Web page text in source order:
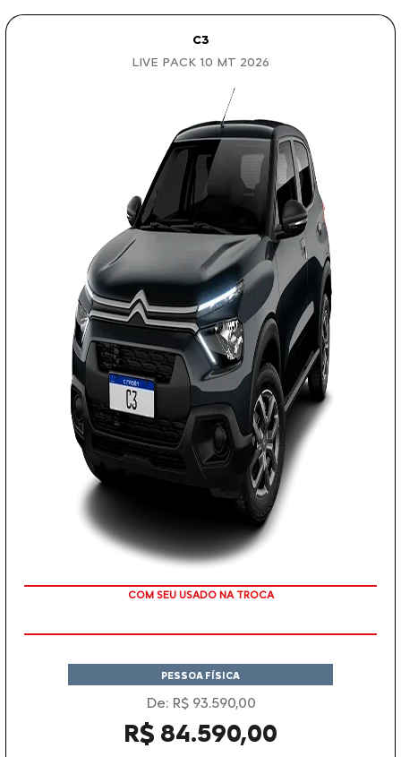
C3
LIVE PACK 1.0 MT 2026
TAXA 0 %
PESSOA FÍSICA
De: R$ 93.590,00
R$ 84.590,00